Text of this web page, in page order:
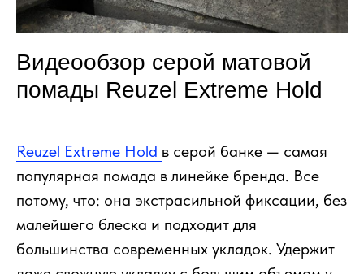
Видеообзор серой матовой
помады Reuzel Extreme Hold
Reuzel Extreme Hold в серой банке — самая
популярная помада в линейке бренда. Все
потому, что: она экстрасильной фиксации, без
малейшего блеска и подходит для
большинства современных укладок. Удержит